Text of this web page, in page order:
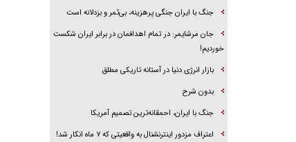
جنگ با ایران جنگی پرهزینه، بی‌ثمر و بزدلانه است
جان مرشایمر: در تمام اهدافمان در برابر ایران شکست
خوردیم!
بازار انرژی دنیا در آستانه تاریکی مطلق
بدون شرح
جنگ با ایران، احمقانه‌ترین تصمیم آمریکا
اعتراف مزدور اینترنشنال به واقعیتی که ۷ ماه انکار شد!